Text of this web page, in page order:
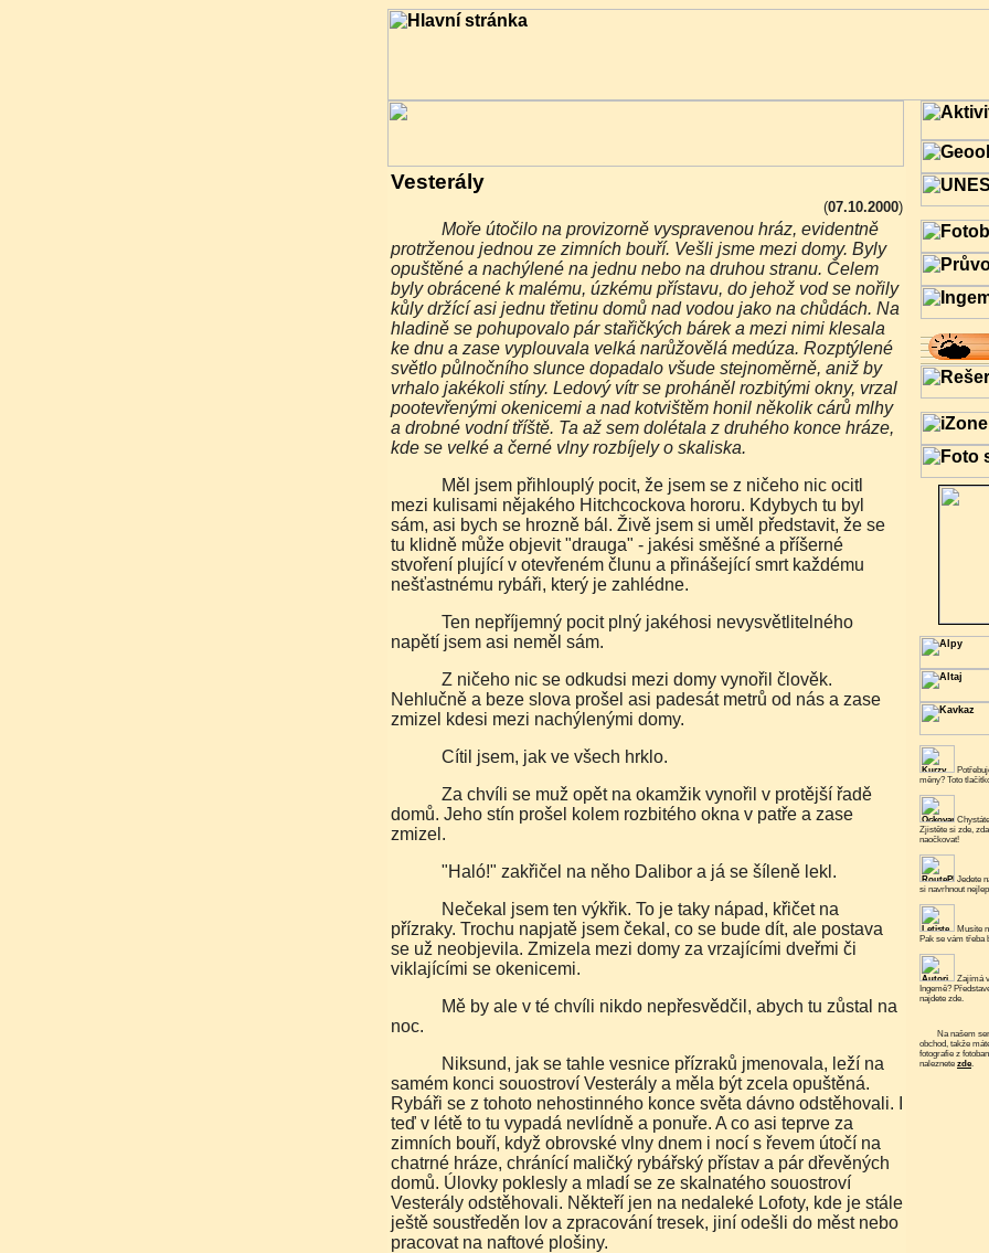
Vesterály
(07.10.2000)
Moře útočilo na provizorně vyspravenou hráz, evidentně
protrženou jednou ze zimních bouří. Vešli jsme mezi domy. Byly
opuštěné a nachýlené na jednu nebo na druhou stranu. Čelem
byly obrácené k malému, úzkému přístavu, do jehož vod se nořily
kůly držící asi jednu třetinu domů nad vodou jako na chůdách. Na
hladině se pohupovalo pár stařičkých bárek a mezi nimi klesala
ke dnu a zase vyplouvala velká narůžovělá medúza. Rozptýlené
světlo půlnočního slunce dopadalo všude stejnoměrně, aniž by
vrhalo jakékoli stíny. Ledový vítr se proháněl rozbitými okny, vrzal
pootevřenými okenicemi a nad kotvištěm honil několik cárů mlhy
a drobné vodní tříště. Ta až sem dolétala z druhého konce hráze,
kde se velké a černé vlny rozbíjely o skaliska.
Měl jsem přihlouplý pocit, že jsem se z ničeho nic ocitl
mezi kulisami nějakého Hitchcockova hororu. Kdybych tu byl
sám, asi bych se hrozně bál. Živě jsem si uměl představit, že se
tu klidně může objevit "drauga" - jakési směšné a příšerné
stvoření plující v otevřeném člunu a přinášející smrt každému
nešťastnému rybáři, který je zahlédne.
Ten nepříjemný pocit plný jakéhosi nevysvětlitelného
napětí jsem asi neměl sám.
Z ničeho nic se odkudsi mezi domy vynořil člověk.
Nehlučně a beze slova prošel asi padesát metrů od nás a zase
zmizel kdesi mezi nachýlenými domy.
Cítil jsem, jak ve všech hrklo.
Za chvíli se muž opět na okamžik vynořil v protější řadě
domů. Jeho stín prošel kolem rozbitého okna v patře a zase
zmizel.
"Haló!" zakřičel na něho Dalibor a já se šíleně lekl.
Nečekal jsem ten výkřik. To je taky nápad, křičet na
přízraky. Trochu napjatě jsem čekal, co se bude dít, ale postava
se už neobjevila. Zmizela mezi domy za vrzajícími dveřmi či
viklajícími se okenicemi.
Mě by ale v té chvíli nikdo nepřesvědčil, abych tu zůstal na
noc.
Niksund, jak se tahle vesnice přízraků jmenovala, leží na
samém konci souostroví Vesterály a měla být zcela opuštěná.
Rybáři se z tohoto nehostinného konce světa dávno odstěhovali. I
teď v létě to tu vypadá nevlídně a ponuře. A co asi teprve za
zimních bouří, když obrovské vlny dnem i nocí s řevem útočí na
chatrné hráze, chránící maličký rybářský přístav a pár dřevěných
domů. Úlovky poklesly a mladí se ze skalnatého souostroví
Vesterály odstěhovali. Někteří jen na nedaleké Lofoty, kde je stále
ještě soustředěn lov a zpracování tresek, jiní odešli do měst nebo
pracovat na naftové plošiny.
měny? Toto
Zjistěte si zde,
naočkovat!
Jedete
si navrhnout
Musíte
Pak se vám třeba
Zajímá
Ingemě?
najdete zde.
Na našem serveru funguje elektronický
obchod, takže
fotografie z
naleznete zde.